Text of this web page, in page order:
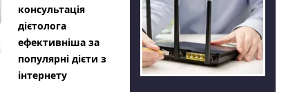
консультація
дієтолога
ефективніша за
популярні дієти з
інтернету